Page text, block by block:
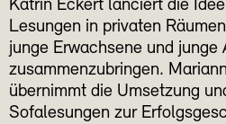
Katrin Eckert lanciert die
Lesungen in privaten
junge Erwachsene und junge
zusammenzubringen.
übernimmt die Umsetzung
Sofalesungen zur